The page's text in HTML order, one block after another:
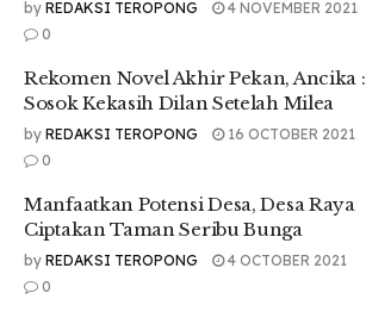
by REDAKSI TEROPONG
4 NOVEMBER 2021
0
Rekomen Novel Akhir Pekan, Ancika :
Sosok Kekasih Dilan Setelah Milea
by REDAKSI TEROPONG
16 OCTOBER 2021
0
Manfaatkan Potensi Desa, Desa Raya
Ciptakan Taman Seribu Bunga
by REDAKSI TEROPONG
4 OCTOBER 2021
0